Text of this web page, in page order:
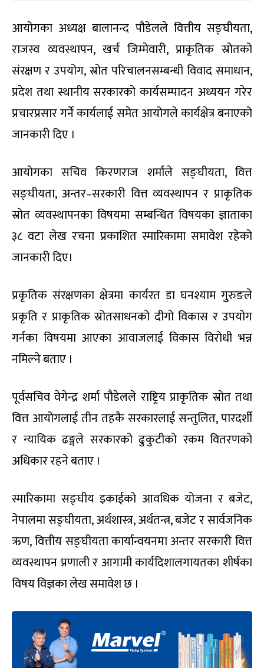
आयोगका अध्यक्ष बालानन्द पौडेलले वित्तीय सङ्घीयता,
राजस्व व्यवस्थापन, खर्च जिम्मेवारी, प्राकृतिक स्रोतको
संरक्षण र उपयोग, स्रोत परिचालनसम्बन्धी विवाद समाधान,
प्रदेश तथा स्थानीय सरकारको कार्यसम्पादन अध्ययन गरेर
प्रचारप्रसार गर्ने कार्यलाई समेत आयोगले कार्यक्षेत्र बनाएको
जानकारी दिए ।
आयोगका सचिव किरणराज शर्माले सङ्घीयता, वित्त
सङ्घीयता, अन्तर–सरकारी वित्त व्यवस्थापन र प्राकृतिक
स्रोत व्यवस्थापनका विषयमा सम्बन्धित विषयका ज्ञाताका
३८ वटा लेख रचना प्रकाशित स्मारिकामा समावेश रहेको
जानकारी दिए।
प्रकृतिक संरक्षणका क्षेत्रमा कार्यरत डा घनश्याम गुुरुङले
प्रकृति र प्राकृतिक स्रोतसाधनको दीगो विकास र उपयोग
गर्नका विषयमा आएका आवाजलाई विकास विरोधी भन्न
नमिल्ने बताए ।
पूर्वसचिव वेगेन्द्र शर्मा पौडेलले राष्ट्रिय प्राकृतिक स्रोत तथा
वित्त आयोगलाई तीन तहकै सरकारलाई सन्तुलित, पारदर्शी
र न्यायिक ढङ्गले सरकारको ढुकुटीको रकम वितरणको
अधिकार रहने बताए ।
स्मारिकामा सङ्घीय इकाईको आवधिक योजना र बजेट,
नेपालमा सङ्घीयता, अर्थशास्त्र, अर्थतन्त्र, बजेट र सार्वजनिक
ऋण, वित्तीय सङ्घीयता कार्यान्वयनमा अन्तर सरकारी वित्त
व्यवस्थापन प्रणाली र आगामी कार्यदिशालगायतका शीर्षका
विषय विज्ञका लेख समावेश छ ।